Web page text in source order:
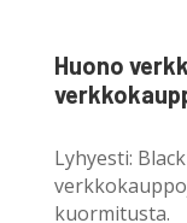
Huono
Lyhyesti:
kuormitusta.